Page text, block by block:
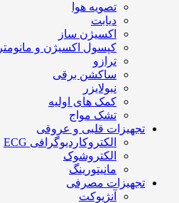
تصویه هوا
دیابت
اکسیژن ساز
کپسول اکسیژن و مانومتر
ترازو
ساکشن برقی
نبولایزر
کمک های اولیه
تشک مواج
تجهیزات قلبی و عروقی
الکتروکاردیوگرافی ECG
الکتروشوک
مانیتورینگ
تجهیزات مصرفی
آنژیوکت